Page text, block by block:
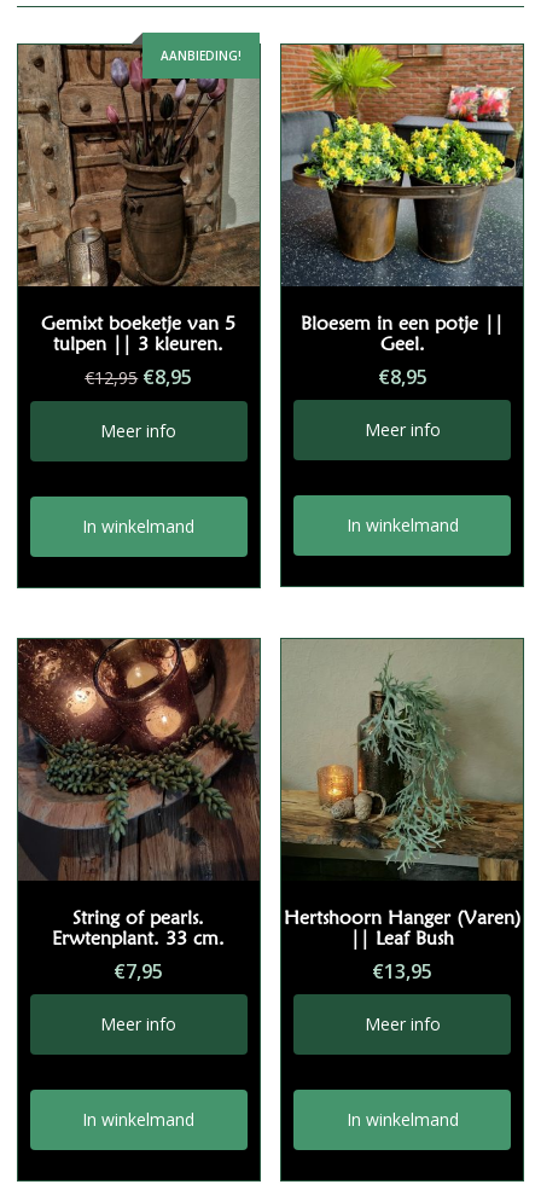
AANBIEDING!
Gemixt boeketje van 5
tulpen || 3 kleuren.
€12,95 Oorspronkelijke
prijs
was:
€12,95.
€8,95
prijs
€8,95.
Meer info
In winkelmand
Bloesem in een potje ||
Geel.
€8,95
Meer info
In winkelmand
String of pearls.
Erwtenplant. 33 cm.
€7,95
Meer info
In winkelmand
Hertshoorn Hanger (Varen)
|| Leaf Bush
€13,95
Meer info
In winkelmand